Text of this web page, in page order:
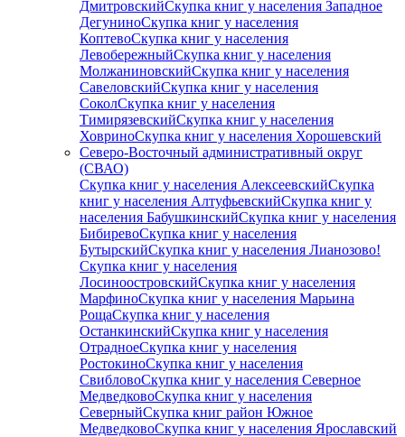
ДмитровскийСкупка книг у населения Западное
ДегуниноСкупка книг у населения
КоптевоСкупка книг у населения
ЛевобережныйСкупка книг у населения
МолжаниновскийСкупка книг у населения
СавеловскийСкупка книг у населения
СоколСкупка книг у населения
ТимирязевскийСкупка книг у населения
ХовриноСкупка книг у населения Хорошевский
Северо-Восточный административный округ
(СВАО)
Скупка книг у населения АлексеевскийСкупка
книг у населения АлтуфьевскийСкупка книг у
населения БабушкинскийСкупка книг у населения
БибиревоСкупка книг у населения
БутырскийСкупка книг у населения Лианозово!
Скупка книг у населения
ЛосиноостровскийСкупка книг у населения
МарфиноСкупка книг у населения Марьина
РощаСкупка книг у населения
ОстанкинскийСкупка книг у населения
ОтрадноеСкупка книг у населения
РостокиноСкупка книг у населения
СвибловоСкупка книг у населения Северное
МедведковоСкупка книг у населения
СеверныйСкупка книг район Южное
МедведковоСкупка книг у населения Ярославский